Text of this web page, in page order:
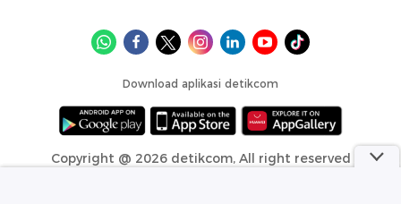
Download aplikasi detikcom
Copyright @ 2026 detikcom, All right reserved